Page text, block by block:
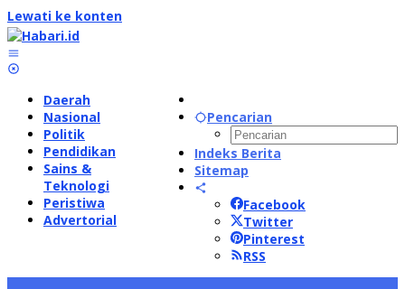
Lewati ke konten
Pencarian
Indeks Berita
Sitemap
Facebook
Twitter
Pinterest
RSS
Daerah
Nasional
Politik
Pendidikan
Sains &
Teknologi
Peristiwa
Advertorial